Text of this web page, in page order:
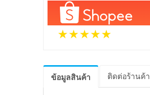
ข้อมูลสินค้า ติดต่อร้านค้า